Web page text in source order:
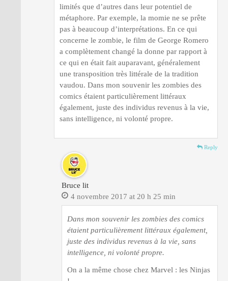
limités que d’autres dans leur potentiel de
métaphore. Par exemple, la momie ne se prête
pas à beaucoup d’interprétations. En ce qui
concerne le zombie, le film de George Romero
a complètement changé la donne par rapport à
ce qui en était fait auparavant, généralement
une transposition très littérale de la tradition
vaudou. Dans mon souvenir les zombies des
comics étaient particulièrement littéraux
également, juste des individus revenus à la vie,
sans intelligence, ni volonté propre.
Reply
Bruce lit
4 novembre 2017 at 20 h 25 min
Dans mon souvenir les zombies des comics
étaient particulièrement littéraux également,
juste des individus revenus à la vie, sans
intelligence, ni volonté propre.
On a la même chose chez Marvel : les Ninjas